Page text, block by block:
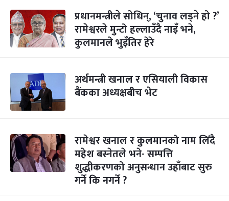
प्रधानमन्त्रीले सोधिन्, ‘चुनाव लड्ने हो ?’
रामेश्वरले मुन्टो हल्लाउँदै नाइँ भने,
कुलमानले भुइँतिर हेरे
अर्थमन्त्री खनाल र एसियाली विकास
बैंकका अध्यक्षबीच भेट
रामेश्वर खनाल र कुलमानको नाम लिँदै
महेश बस्नेतले भने- सम्पत्ति
शुद्धीकरणको अनुसन्धान उहाँबाट सुरु
गर्ने कि नगर्ने ?